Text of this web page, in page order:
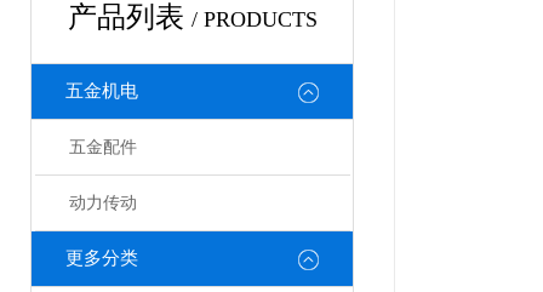
产品列表 / PRODUCTS
五金机电
五金配件
动力传动
更多分类